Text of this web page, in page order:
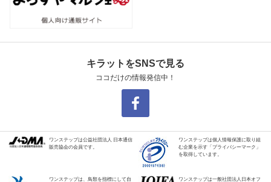
キラットをSNSで見る
ココだけの情報発信中！
ワンステップは公益社団法人 日本通信
販売協会の会員です。
ワンステップは個人情報保護に取り組
む企業を示す「プライバシーマーク」
を取得しています。
ワンステップは、鳥類を指標にして自 ワンステップは一般社団法人日本オフ